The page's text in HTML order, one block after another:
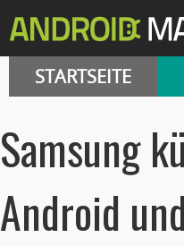
STARTSEITE
Samsung
Android